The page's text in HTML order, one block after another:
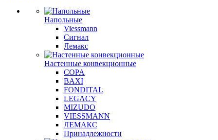
Напольные
Viessmann
Сигнал
Лемакс
Настенные конвекционные
COPA
BAXI
FONDITAL
LEGACY
MIZUDO
VIESSMANN
ЛЕМАКС
Принадлежности